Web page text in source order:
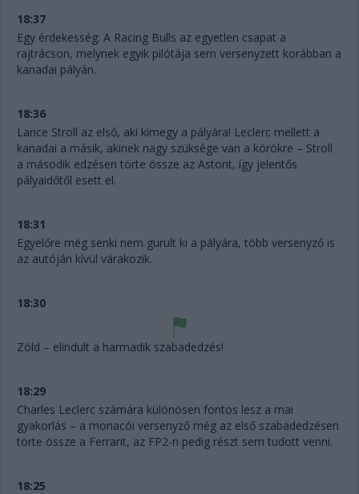
18:37
Egy érdekesség: A Racing Bulls az egyetlen csapat a
rajtrácson, melynek egyik pilótája sem versenyzett korábban a
kanadai pályán.
18:36
Lance Stroll az első, aki kimegy a pályára! Leclerc mellett a
kanadai a másik, akinek nagy szüksége van a körökre – Stroll
a második edzésen törte össze az Astont, így jelentős
pályaidőtől esett el.
18:31
Egyelőre még senki nem gurult ki a pályára, több versenyző is
az autóján kívül várakozik.
18:30
Zöld – elindult a harmadik szabadedzés!
18:29
Charles Leclerc számára különösen fontos lesz a mai
gyakorlás – a monacói versenyző még az első szabadedzésen
törte össze a Ferrarit, az FP2-n pedig részt sem tudott venni.
18:25